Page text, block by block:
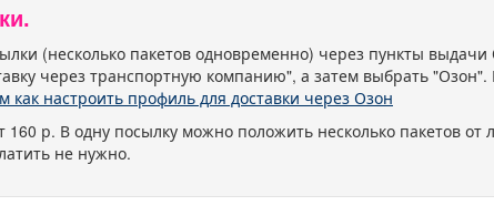
(несколько пакетов одновременно) через пункты выдачи
через транспортную компанию", а затем выбрать
как настроить профиль для доставки через Озон
160 р. В одну посылку можно положить несколько пакетов
не нужно.